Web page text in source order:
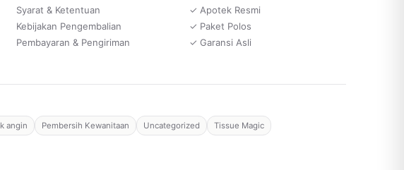
Syarat & Ketentuan
Kebijakan Pengembalian
Pembayaran & Pengiriman
✓ Apotek Resmi
✓ Paket Polos
✓ Garansi Asli
angin Pembersih Kewanitaan Uncategorized
Tissue Magic